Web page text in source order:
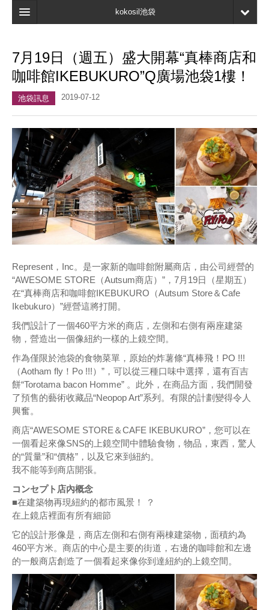
kokosil池袋
地圖
最新資訊
我的頁面
書簽
7月19日（週五）盛大開幕“真棒商店和
咖啡館IKEBUKURO”Q廣場池袋1樓！
池袋訊息 2019-07-12
Represent，Inc。是一家新的咖啡館附屬商店，由公司經營的
“AWESOME STORE（Autsum商店）”，7月19日（星期五）
在“真棒商店和咖啡館IKEBUKURO（Autsum Store＆Cafe
Ikebukuro）”經營這將打開。
我們設計了一個460平方米的商店，左側和右側有兩座建築
物，營造出一個像紐約一樣的上鏡空間。
作為僅限於池袋的食物菜單，原始的炸薯條“真棒飛！PO !!!
（Aotham fly！Po !!!）”，可以從三種口味中選擇，還有百吉
餅“Torotama bacon Homme” 。此外，在商品方面，我們開發
了預售的藝術收藏品“Neopop Art”系列。有限的計劃變得令人
興奮。
商店“AWESOME STORE＆CAFE IKEBUKURO”，您可以在
一個看起來像SNS的上鏡空間中體驗食物，物品，東西，驚人
的“質量”和“價格”，以及它來到紐約。
我不能等到商店開張。
コンセプト店內概念
■在建築物再現紐約的都市風景！ ？
在上鏡店裡面有所有細節
它的設計形像是，商店左側和右側有兩棟建築物，面積約為
460平方米。商店的中心是主要的街道，右邊的咖啡館和左邊
的一般商店創造了一個看起來像你到達紐約的上鏡空間。